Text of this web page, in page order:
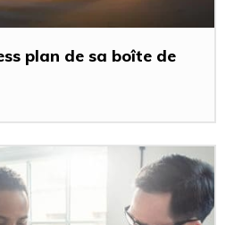
plan de sa boîte de